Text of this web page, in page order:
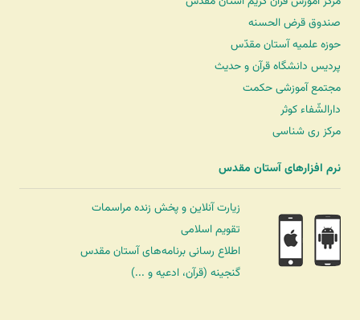
صندوق قرض الحسنه
حوزه علمیه آستان مقدّس
پردیس دانشگاه قرآن و حدیث
مجتمع آموزشی حکمت
دارالشّفاء کوثر
مرکز ری شناسی
نرم افزارهای آستان مقدس
زیارت آنلاین و پخش زنده مراسمات
تقویم اسلامی
اطلاع رسانی برنامه‌های آستان مقدس
گنجینه (قرآن، ادعیه و ...)